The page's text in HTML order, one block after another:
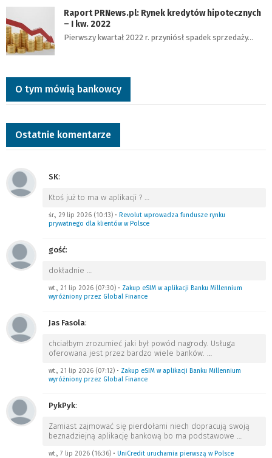
Raport PRNews.pl: Rynek kredytów hipotecznych
– I kw. 2022
Pierwszy kwartał 2022 r. przyniósł spadek sprzedaży…
O tym mówią bankowcy
Ostatnie komentarze
SK:
Ktoś już to ma w aplikacji ? …
śr., 29 lip 2026 (10:13) • Revolut wprowadza fundusze rynku
prywatnego dla klientów w Polsce
gość:
dokładnie …
wt., 21 lip 2026 (07:30) • Zakup eSIM w aplikacji Banku Millennium
wyróżniony przez Global Finance
Jas Fasola:
chciałbym zrozumieć jaki był powód nagrody. Usługa
oferowana jest przez bardzo wiele banków. …
wt., 21 lip 2026 (07:12) • Zakup eSIM w aplikacji Banku Millennium
wyróżniony przez Global Finance
PykPyk:
Zamiast zajmować się pierdołami niech dopracują swoją
beznadziejną aplikację bankową bo ma podstawowe …
wt., 7 lip 2026 (16:36) • UniCredit uruchamia pierwszą w Polsce